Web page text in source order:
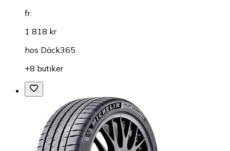
fr.
1 818 kr
hos Däck365
+8 butiker